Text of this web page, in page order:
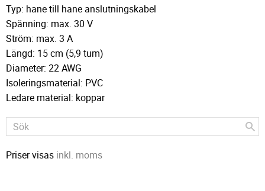
Typ: hane till hane anslutningskabel
Spänning: max. 30 V
Ström: max. 3 A
Längd: 15 cm (5,9 tum)
Diameter: 22 AWG
Isoleringsmaterial: PVC
Ledare material: koppar
Priser visas inkl. moms